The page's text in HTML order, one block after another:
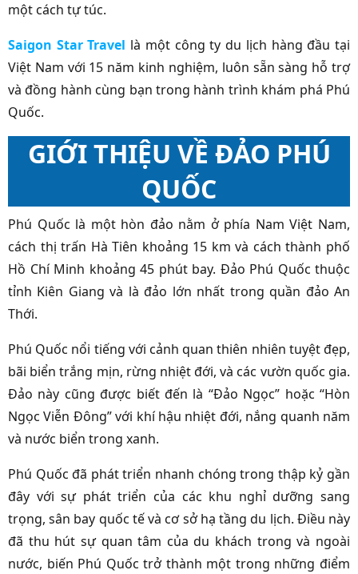
một cách tự túc.
Saigon Star Travel là một công ty du lịch hàng đầu tại
Việt Nam với 15 năm kinh nghiệm, luôn sẵn sàng hỗ trợ
và đồng hành cùng bạn trong hành trình khám phá Phú
Quốc.
GIỚI THIỆU VỀ ĐẢO PHÚ
QUỐC
Phú Quốc là một hòn đảo nằm ở phía Nam Việt Nam,
cách thị trấn Hà Tiên khoảng 15 km và cách thành phố
Hồ Chí Minh khoảng 45 phút bay. Đảo Phú Quốc thuộc
tỉnh Kiên Giang và là đảo lớn nhất trong quần đảo An
Thới.
Phú Quốc nổi tiếng với cảnh quan thiên nhiên tuyệt đẹp,
bãi biển trắng mịn, rừng nhiệt đới, và các vườn quốc gia.
Đảo này cũng được biết đến là “Đảo Ngọc” hoặc “Hòn
Ngọc Viễn Đông” với khí hậu nhiệt đới, nắng quanh năm
và nước biển trong xanh.
Phú Quốc đã phát triển nhanh chóng trong thập kỷ gần
đây với sự phát triển của các khu nghỉ dưỡng sang
trọng, sân bay quốc tế và cơ sở hạ tầng du lịch. Điều này
đã thu hút sự quan tâm của du khách trong và ngoài
nước, biến Phú Quốc trở thành một trong những điểm